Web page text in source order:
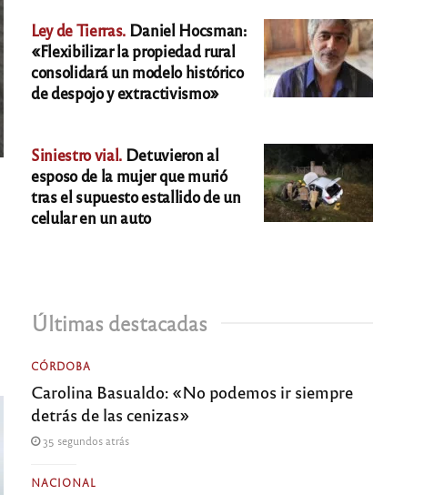
Ley de Tierras. Daniel Hocsman:
«Flexibilizar la propiedad rural
consolidará un modelo histórico
de despojo y extractivismo»
Siniestro vial. Detuvieron al
esposo de la mujer que murió
tras el supuesto estallido de un
celular en un auto
Últimas destacadas
CÓRDOBA
Carolina Basualdo: «No podemos ir siempre
detrás de las cenizas»
35 segundos atrás
NACIONAL